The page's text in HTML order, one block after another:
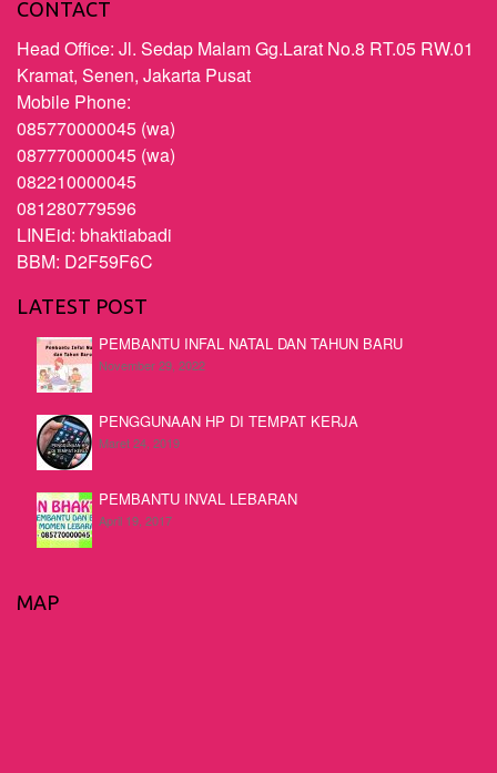
CONTACT
Head Office: Jl. Sedap Malam Gg.Larat No.8 RT.05 RW.01
Kramat, Senen, Jakarta Pusat
Mobile Phone:
085770000045 (wa)
087770000045 (wa)
082210000045
081280779596
LINEid: bhaktiabadi
BBM: D2F59F6C
LATEST POST
PEMBANTU INFAL NATAL DAN TAHUN BARU
November 29, 2022
PENGGUNAAN HP DI TEMPAT KERJA
Maret 24, 2019
PEMBANTU INVAL LEBARAN
April 19, 2017
MAP